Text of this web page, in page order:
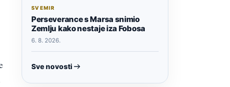
SVEMIR
Perseverance s Marsa snimio
Zemlju kako nestaje iza Fobosa
6. 8. 2026.
Sve novosti